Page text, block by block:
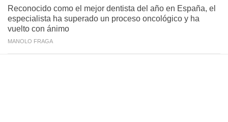
Reconocido como el mejor dentista del año en España, el
especialista ha superado un proceso oncológico y ha
vuelto con ánimo
MANOLO FRAGA